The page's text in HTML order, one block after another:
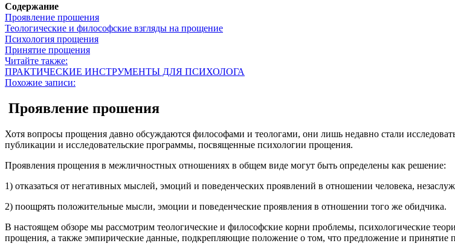
Содержание
Проявление прошения
Теологические и философские взгляды на прощение
Психология прощения
Принятие прощения
Читайте также:
ПРАКТИЧЕСКИЕ ИНСТРУМЕНТЫ ДЛЯ ПСИХОЛОГА
Похожие записи:
Проявление прошения
Хотя вопросы прощения давно обсуждаются философами и теологами, они лишь недавно стали
публикации и исследовательские программы, посвященные психологии прощения.
Проявления прощения в межличностных отношениях в общем виде могут быть определены как решение:
1) отказаться от негативных мыслей, эмоций и поведенческих проявлений в отношении человека,
2) поощрять положительные мысли, эмоции и поведенческие проявления в отношении того же обидчика.
В настоящем обзоре мы рассмотрим теологические и философские корни проблемы, психологические
прощения, а также эмпирические данные, подкрепляющие положение о том, что предложение и принятие